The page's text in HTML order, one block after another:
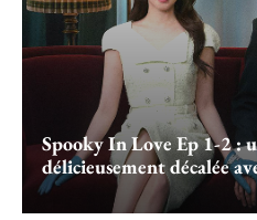
Spooky In Love Ep 1-2 :
délicieusement décalée